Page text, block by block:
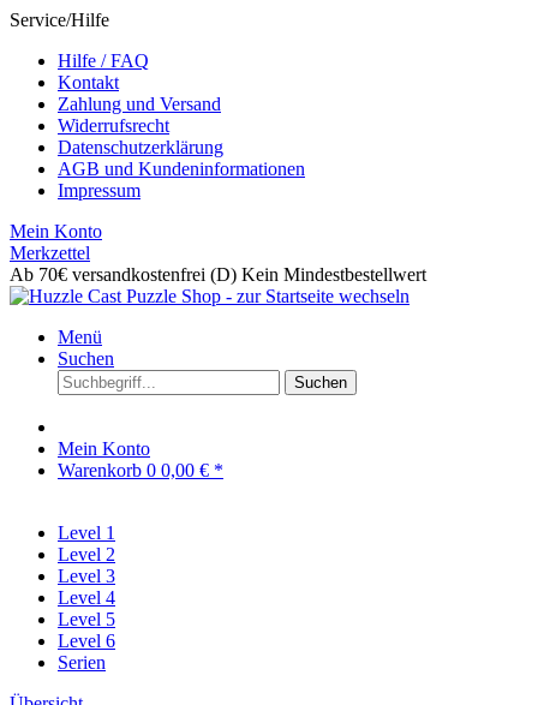
Service/Hilfe
Hilfe / FAQ
Kontakt
Zahlung und Versand
Widerrufsrecht
Datenschutzerklärung
AGB und Kundeninformationen
Impressum
Mein Konto
Merkzettel
Ab 70€ versandkostenfrei (D) Kein Mindestbestellwert
Menü
Suchen
Suchen
Mein Konto
Warenkorb 0 0,00 € *
Level 1
Level 2
Level 3
Level 4
Level 5
Level 6
Serien